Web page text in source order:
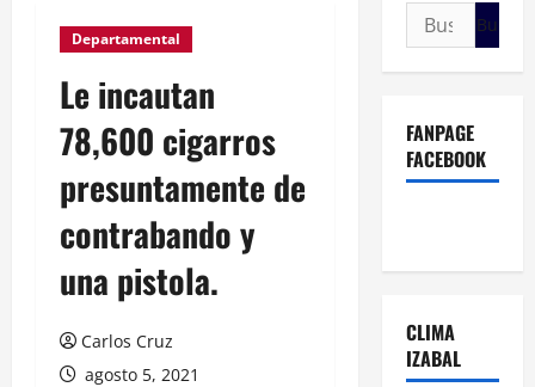
Departamental
Le incautan
78,600 cigarros
presuntamente de
contrabando y
una pistola.
Carlos Cruz
agosto 5, 2021
Buscar:
FANPAGE
FACEBOOK
CLIMA
IZABAL